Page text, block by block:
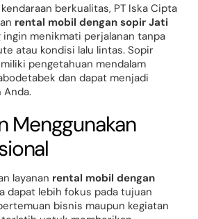
berkualitas, PT Iska Cipta
rental mobil dengan sopir Jati
ingin menikmati perjalanan tanpa
atau kondisi lalu lintas. Sopir
pengetahuan mendalam
dan dapat menjadi
Anda.
Menggunakan
layanan rental mobil dengan
dapat lebih fokus pada tujuan
bisnis maupun kegiatan